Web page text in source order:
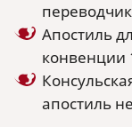
Апостиль
конвенции
апостиль